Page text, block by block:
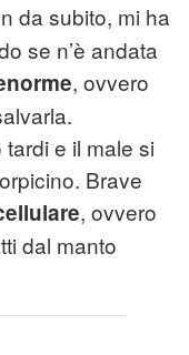
da subito, mi ha
se n’è andata
, ovvero
e il male si
Brave
, ovvero
dal manto